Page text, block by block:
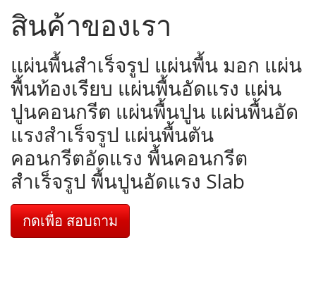
สินค้าของเรา
แผ่นพื้นสำเร็จรูป แผ่นพื้น มอก แผ่น
พื้นท้องเรียบ แผ่นพื้นอัดแรง แผ่น
ปูนคอนกรีต แผ่นพื้นปูน แผ่นพื้นอัด
แรงสำเร็จรูป แผ่นพื้นตัน
คอนกรีตอัดแรง พื้นคอนกรีต
สำเร็จรูป พื้นปูนอัดแรง Slab
กดเพื่อ สอบถาม